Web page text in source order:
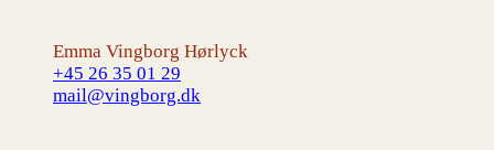
Emma Vingborg Hørlyck
+45 26 35 01 29
mail@vingborg.dk